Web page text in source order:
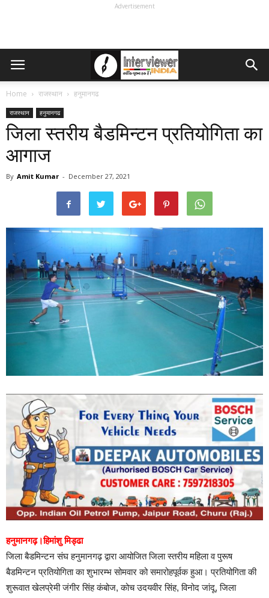
Advertisement
Home राजस्थान हनुमानगढ
राजस्थान हनुमानगढ
जिला स्तरीय बैडमिन्टन प्रतियोगिता का
आगाज
By Amit Kumar - December 27, 2021
हनुमानगढ़।हिमांशु मिड्ढा
जिला बैडमिन्टन संघ हनुमानगढ़ द्वारा आयोजित जिला स्तरीय महिला व पुरूष
बैडमिन्टन प्रतियोगिता का शुभारम्भ सोमवार को समारोहपूर्वक हुआ। प्रतियोगिता की
शुरूवात खेलप्रेमी जंगीर सिंह कंबोज, कोच उदयवीर सिंह, विनोद जांदू, जिला